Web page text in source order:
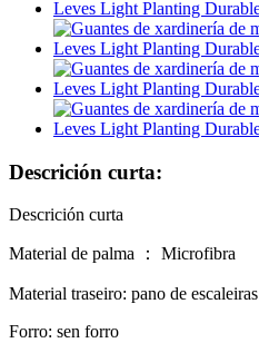
Descrición curta:
Descrición curta
Material de palma ： Microfibra
Material traseiro: pano de escaleiras
Forro: sen forro